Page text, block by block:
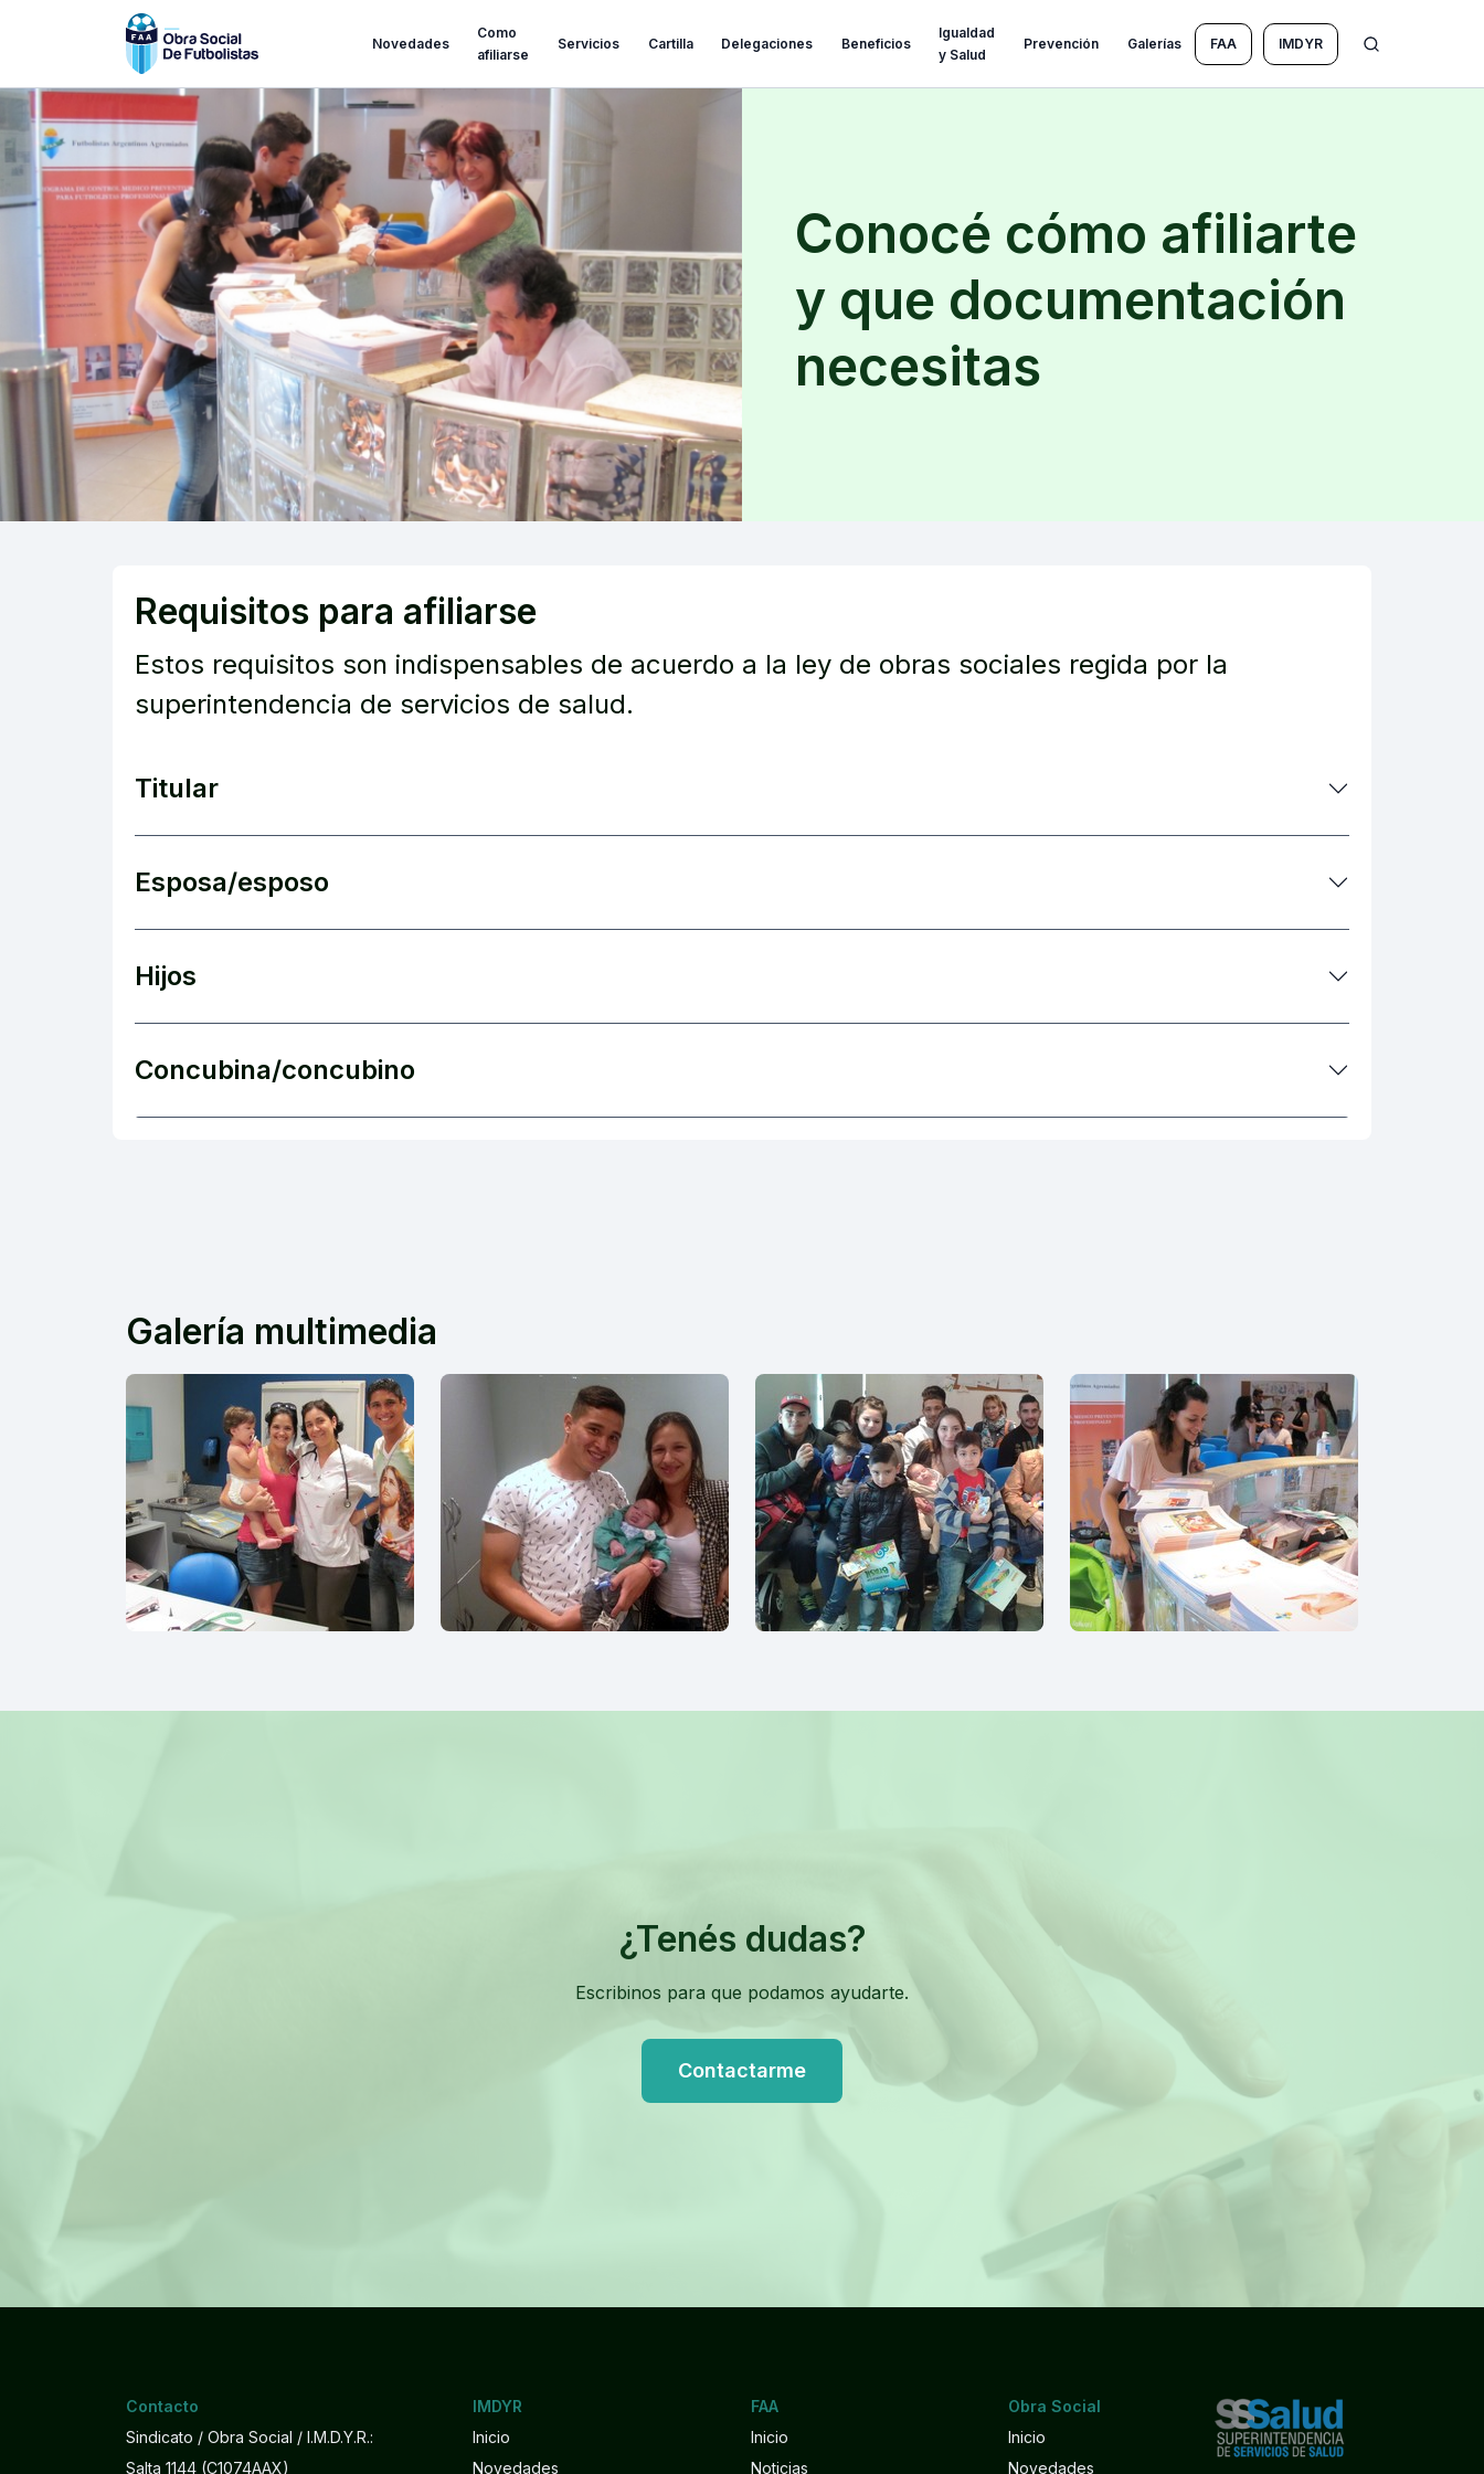
Novedades
Como
afiliarse
Servicios Cartilla Delegaciones Beneficios
Igualdad
y Salud
Prevención Galerías FAA IMDYR
Conocé cómo afiliarte
y que documentación
necesitas
Requisitos para afiliarse
Estos requisitos son indispensables de acuerdo a la ley de obras sociales regida por la
superintendencia de servicios de salud.
Titular
Esposa/esposo
Hijos
Concubina/concubino
Galería multimedia
¿Tenés dudas?
Escribinos para que podamos ayudarte.
Contactarme
Contacto
Sindicato / Obra Social / I.M.D.Y.R.:
Salta 1144 (C1074AAX)
IMDYR
Inicio
Novedades
FAA
Inicio
Noticias
Obra Social
Inicio
Novedades